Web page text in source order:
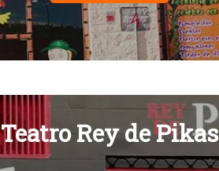
Teatro Rey de Pikas